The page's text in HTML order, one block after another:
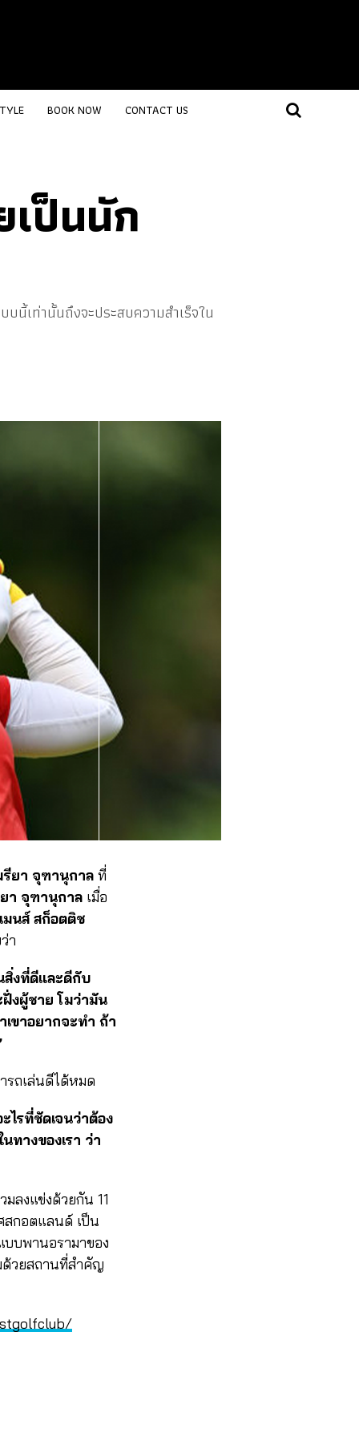
BOOK NOW CONTACT US
เป็นนัก
นี้เท่านั้นถึงจะประสบความสำเร็จใน
รียา จุฑานุกาล ที่
ยา จุฑานุกาล เมื่อ
มนส์ สก็อตติช
า
สิ่งที่ดีและดีกับ
งผู้ชาย โมว่ามัน
เขาอยากจะทำ ถ้า
รถเล่นดีได้หมด
ไรที่ชัดเจนว่าต้อง
ทางของเรา ว่า
ลงแข่งด้วยกัน 11
กอตแลนด์ เป็น
บบพานอรามาของ
ด้วยสถานที่สำคัญ